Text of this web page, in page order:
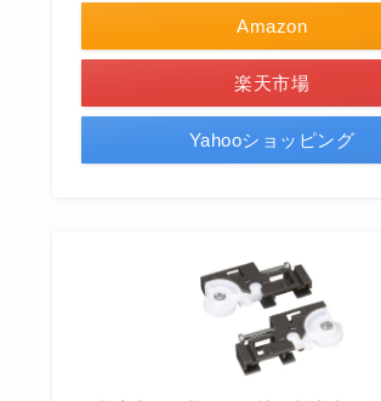
Amazon
楽天市場
Yahooショッピング